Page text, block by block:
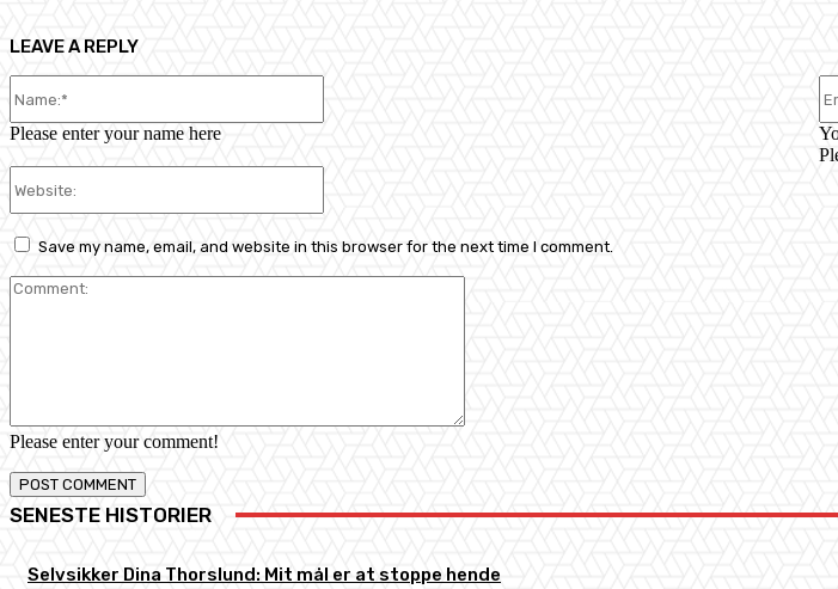
LEAVE A REPLY
Please enter your comment!
Please enter your name here
Save my name, email, and website in this browser for the next time I comment.
SENESTE HISTORIER
Selvsikker Dina Thorslund: Mit mål er at stoppe hende